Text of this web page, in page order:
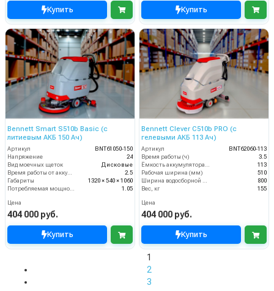
Купить Купить
Bennett Smart S510b Basic (с
литиевым АКБ 150 Ач)
Артикул
BNT61050-150
Напряжение
24
Вид моечных щеток
Дисковые
Время работы от аккумуляторов (ч)
2.5
Габариты
1320 × 540 × 1060
Потребляемая мощность (кВт)
1.05
Цена
404 000 руб.
Купить
Bennett Clever C510b PRO (с
гелевыми АКБ 113 Ач)
Артикул
BNT62060-113
Время работы (ч)
3.5
Ёмкость аккумулятора (Ач)
113
Рабочая ширина (мм)
510
Ширина водосборной рейки
800
Вес, кг
155
Цена
404 000 руб.
Купить
1
2
3